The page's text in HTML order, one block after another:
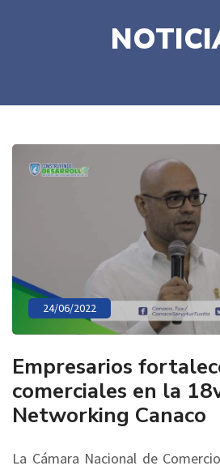
24/06/2022
Empresarios
comerciales en la
Networking Canaco
La Cámara Nacional de